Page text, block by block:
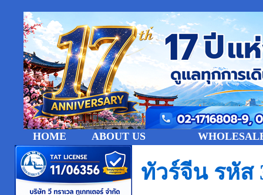
HOME ABOUT US
ทัวร์จีน รหัส